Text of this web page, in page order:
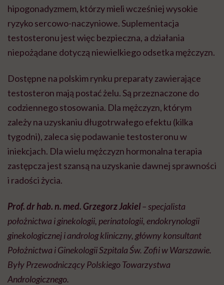
hipogonadyzmem, którzy mieli wcześniej wysokie
ryzyko sercowo-naczyniowe. Suplementacja
testosteronu jest więc bezpieczna, a działania
niepożądane dotyczą niewielkiego odsetka mężczyzn.
Dostępne na polskim rynku preparaty zawierające
testosteron mają postać żelu. Są przeznaczone do
codziennego stosowania. Dla mężczyzn, którym
zależy na uzyskaniu długotrwałego efektu (kilka
tygodni), zaleca się podawanie testosteronu w
iniekcjach. Dla wielu mężczyzn hormonalna terapia
zastępcza jest szansą na uzyskanie dawnej sprawności
i radości życia.
Prof. dr hab. n. med. Grzegorz Jakiel– specjalista
położnictwa i ginekologii, perinatologii, endokrynologii
ginekologicznej i androlog kliniczny, główny konsultant
Położnictwa i Ginekologii Szpitala Św. Zofii w Warszawie.
Były Przewodniczący Polskiego Towarzystwa
Andrologicznego.